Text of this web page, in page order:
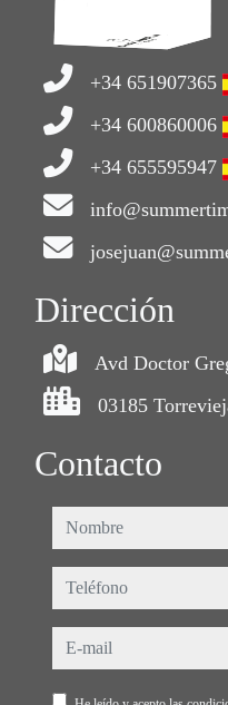
+34 651907365
+34 600860006
+34 655595947
Dirección
Avd Doctor
03185
Contacto
nombre
teléfono
e-mail